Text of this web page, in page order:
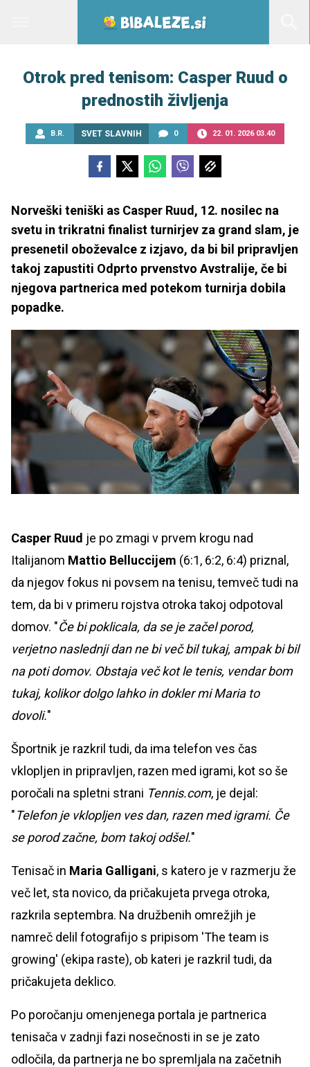
Otrok pred tenisom: Casper Ruud o
prednostih življenja
B.R. SVET SLAVNIH 0 22. 01. 2026 03.40
Norveški teniški as Casper Ruud, 12. nosilec na
svetu in trikratni finalist turnirjev za grand slam, je
presenetil oboževalce z izjavo, da bi bil pripravljen
takoj zapustiti Odprto prvenstvo Avstralije, če bi
njegova partnerica med potekom turnirja dobila
popadke.
Casper Ruud je po zmagi v prvem krogu nad
Italijanom Mattio Belluccijem (6:1, 6:2, 6:4) priznal,
da njegov fokus ni povsem na tenisu, temveč tudi na
tem, da bi v primeru rojstva otroka takoj odpotoval
domov. "Če bi poklicala, da se je začel porod,
verjetno naslednji dan ne bi več bil tukaj, ampak bi bil
na poti domov. Obstaja več kot le tenis, vendar bom
tukaj, kolikor dolgo lahko in dokler mi Maria to
dovoli."
Športnik je razkril tudi, da ima telefon ves čas
vklopljen in pripravljen, razen med igrami, kot so še
poročali na spletni strani Tennis.com, je dejal:
"Telefon je vklopljen ves dan, razen med igrami. Če
se porod začne, bom takoj odšel."
Tenisač in Maria Galligani, s katero je v razmerju že
več let, sta novico, da pričakujeta prvega otroka,
razkrila septembra. Na družbenih omrežjih je
namreč delil fotografijo s pripisom 'The team is
growing' (ekipa raste), ob kateri je razkril tudi, da
pričakujeta deklico.
Po poročanju omenjenega portala je partnerica
tenisača v zadnji fazi nosečnosti in se je zato
odločila, da partnerja ne bo spremljala na začetnih